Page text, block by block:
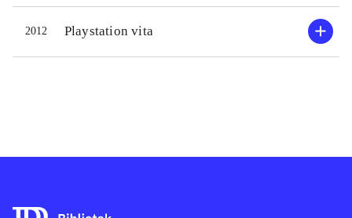
2012 Playstation vita